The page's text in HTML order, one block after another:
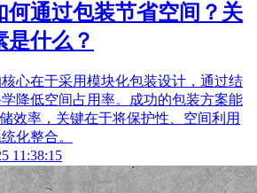
何通过包装节省空间？关
是什么？
心在于采用模块化包装设计，通过结
降低空间占用率。成功的包装方案能
效率，关键在于将保护性、空间利用
化整合。
11:38:15